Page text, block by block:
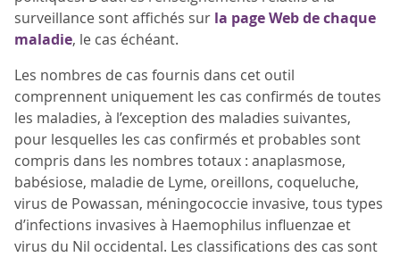
surveillance sont affichés sur la page Web de chaque
maladie, le cas échéant.
Les nombres de cas fournis dans cet outil
comprennent uniquement les cas confirmés de toutes
les maladies, à l’exception des maladies suivantes,
pour lesquelles les cas confirmés et probables sont
compris dans les nombres totaux : anaplasmose,
babésiose, maladie de Lyme, oreillons, coqueluche,
virus de Powassan, méningococcie invasive, tous types
d’infections invasives à Haemophilus influenzae et
virus du Nil occidental. Les classifications des cas sont